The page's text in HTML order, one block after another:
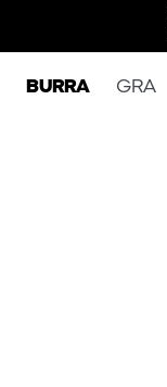
BURRA GRA